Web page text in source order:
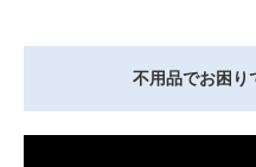
不用品でお困り
動